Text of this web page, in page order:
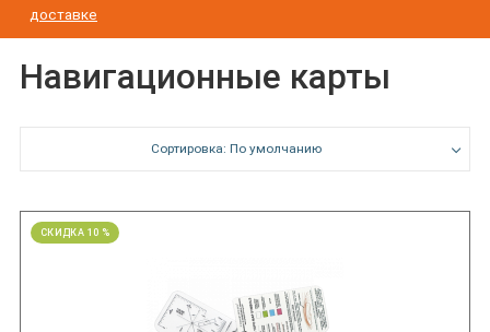
доставке
Навигационные карты
Сортировка: По умолчанию
СКИДКА 10 %